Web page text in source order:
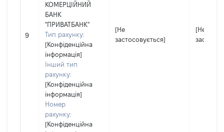
9
КОМЕРЦІЙНИЙ
БАНК
"ПРИВАТБАНК"
Тип рахунку:
[Конфіденційна
інформація]
Інший тип
рахунку:
[Конфіденційна
інформація]
Номер
рахунку:
[Конфіденційна
[Не
застосовується]
[Не